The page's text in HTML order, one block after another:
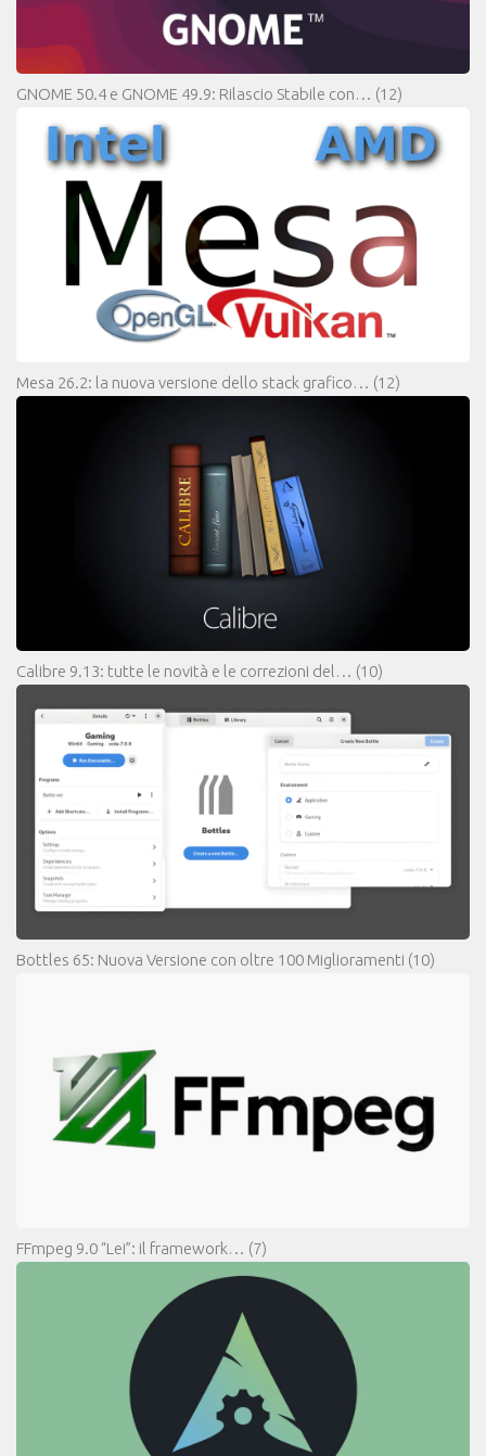
GNOME 50.4 e GNOME 49.9: Rilascio Stabile con… (12)
Mesa 26.2: la nuova versione dello stack grafico… (12)
Calibre 9.13: tutte le novità e le correzioni del… (10)
Bottles 65: Nuova Versione con oltre 100 Miglioramenti (10)
FFmpeg 9.0 “Lei”: il framework… (7)